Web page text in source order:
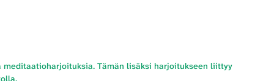
Tämän lisäksi harjoitukseen liittyy